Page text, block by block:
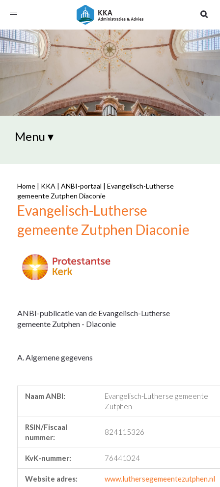
Toggle
Menu ▾
Home | KKA | ANBI-portaal | Evangelisch-Lutherse
gemeente Zutphen Diaconie
Evangelisch-Lutherse
gemeente Zutphen Diaconie
ANBI-publicatie van de Evangelisch-Lutherse
gemeente Zutphen - Diaconie
A. Algemene gegevens
Naam ANBI:
Evangelisch-Lutherse gemeente
Zutphen
RSIN/Fiscaal
nummer:
824115326
KvK-nummer: 76441024
Website adres: www.luthersegemeentezutphen.nl